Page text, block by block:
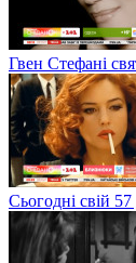
Гвен Стефані
Сьогодні свій